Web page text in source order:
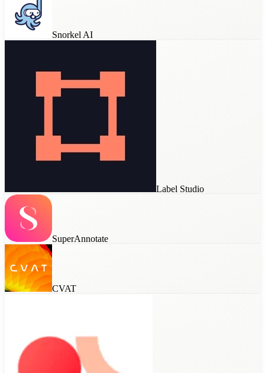
Snorkel AI
Label Studio
SuperAnnotate
CVAT